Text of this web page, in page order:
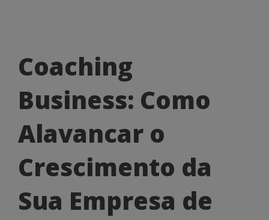
Coaching
Business:
Como
Alavancar
o
Crescimento
da
Coaching
Business: Como
Alavancar o
Crescimento da
Sua Empresa de